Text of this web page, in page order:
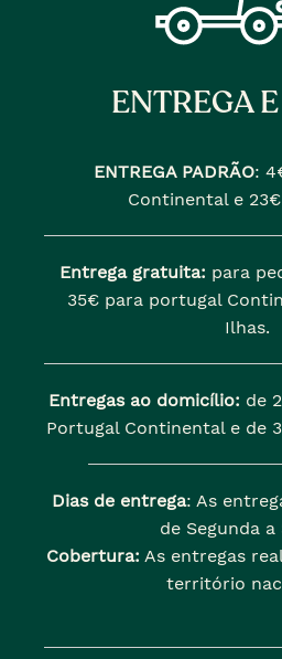
ENTREGA
ENTREGA PADRÃO:
Continental e
Entrega gratuita: para
35€ para portugal
Ilhas.
Entregas ao domicílio: de
Portugal Continental e de
Dias de entrega: As
de Segunda a
Cobertura: As entregas
território